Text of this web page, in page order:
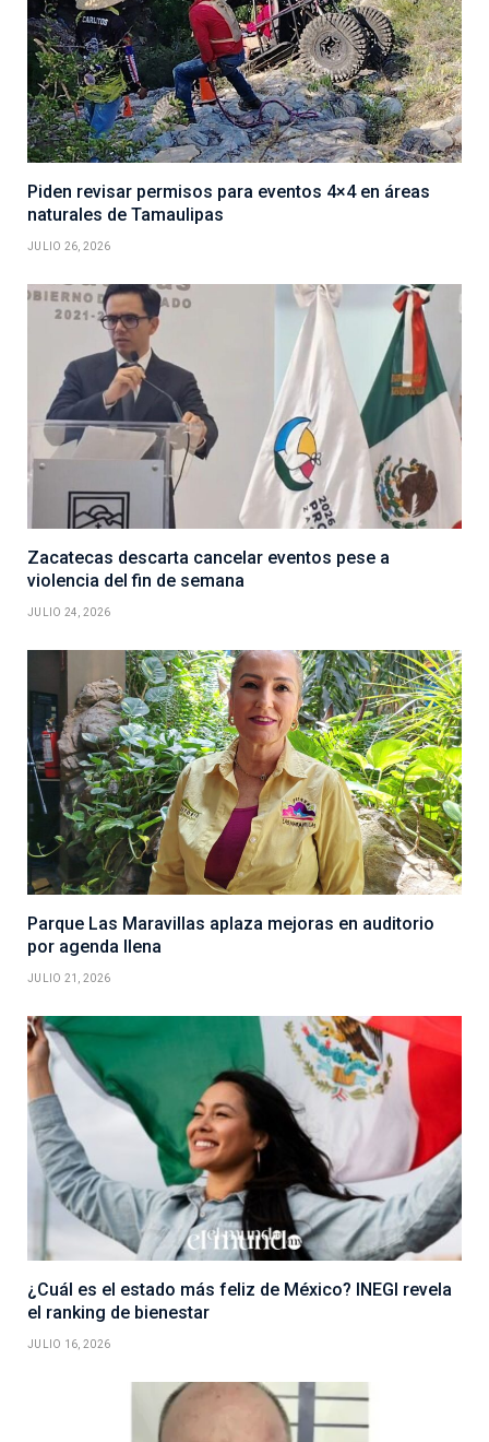
Piden revisar permisos para eventos 4×4 en áreas
naturales de Tamaulipas
JULIO 26, 2026
Zacatecas descarta cancelar eventos pese a
violencia del fin de semana
JULIO 24, 2026
Parque Las Maravillas aplaza mejoras en auditorio
por agenda llena
JULIO 21, 2026
¿Cuál es el estado más feliz de México? INEGI revela
el ranking de bienestar
JULIO 16, 2026